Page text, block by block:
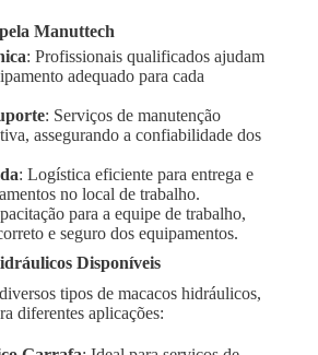
Manuttech
: Profissionais qualificados ajudam
adequado para cada
: Serviços de manutenção
assegurando a confiabilidade dos
: Logística eficiente para entrega e
no local de trabalho.
para a equipe de trabalho,
e seguro dos equipamentos.
Disponíveis
tipos de macacos hidráulicos,
diferentes aplicações: